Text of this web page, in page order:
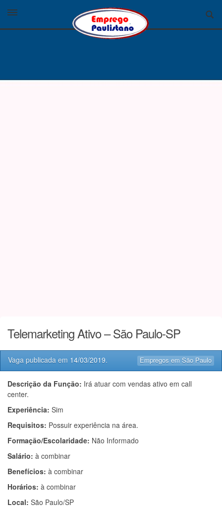
Telemarketing Ativo – São Paulo-SP
Empregos em São Paulo
Vaga publicada em 14/03/2019.
Descrição da Função: Irá atuar com vendas ativo em call
center.
Experiência: Sim
Requisitos: Possuir experiência na área.
Formação/Escolaridade: Não Informado
Salário: à combinar
Benefícios: à combinar
Horários: à combinar
Local: São Paulo/SP